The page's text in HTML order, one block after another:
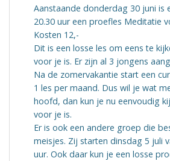
Aanstaande donderdag 30 juni is
20.30 uur een proefles Meditatie
Kosten 12,-
Dit is een losse les om eens te
voor je is. Er zijn al 3 jongens
Na de zomervakantie start een
1 les per maand. Dus wil je wat
hoofd, dan kun je nu eenvoudig
voor je is.
Er is ook een andere groep die
meisjes. Zij starten dinsdag 5 juli
uur. Ook daar kun je een losse